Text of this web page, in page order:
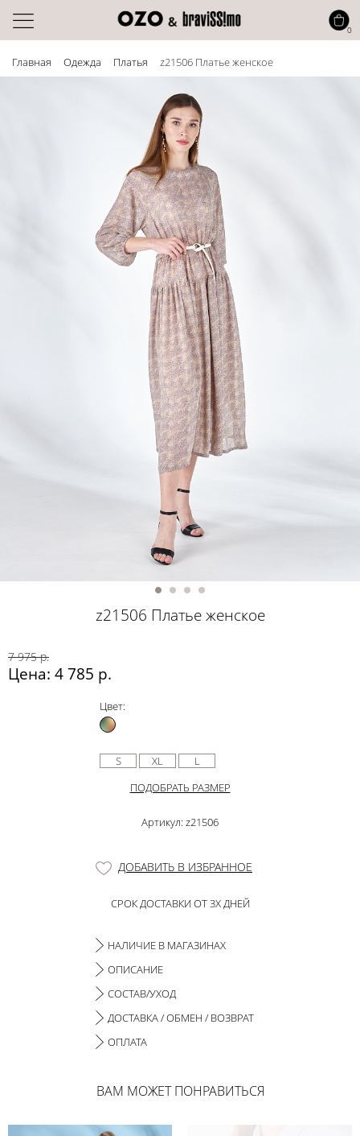
Главная Одежда Платья z21506 Платье женское
z21506 Платье женское
7 975 р.
Цена: 4 785 р.
Цвет:
S XL
L
ПОДОБРАТЬ РАЗМЕР
Артикул: z21506
ДОБАВИТЬ В ИЗБРАННОЕ
СРОК ДОСТАВКИ ОТ 3Х ДНЕЙ
НАЛИЧИЕ В МАГАЗИНАХ
ОПИСАНИЕ
СОСТАВ/УХОД
ДОСТАВКА / ОБМЕН / ВОЗВРАТ
ОПЛАТА
ВАМ МОЖЕТ ПОНРАВИТЬСЯ
0